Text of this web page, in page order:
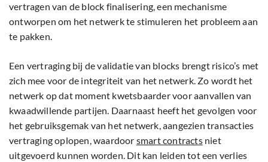
vertragen van de block finalisering, een mechanisme
ontworpen om het netwerk te stimuleren het probleem aan
te pakken.
Een vertraging bij de validatie van blocks brengt risico’s met
zich mee voor de integriteit van het netwerk. Zo wordt het
netwerk op dat moment kwetsbaarder voor aanvallen van
kwaadwillende partijen. Daarnaast heeft het gevolgen voor
het gebruiksgemak van het netwerk, aangezien transacties
vertraging oplopen, waardoor smart contractsniet
uitgevoerd kunnen worden. Dit kan leiden tot een verlies